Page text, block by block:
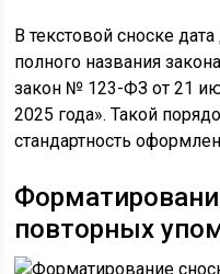
В текстовой сноске
полного названия
закон № 123-ФЗ от 21
2025 года». Такой
стандартность
повторных